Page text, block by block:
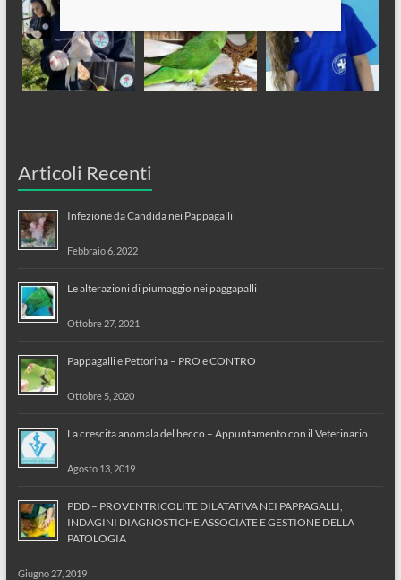
Articoli Recenti
Infezione da Candida nei Pappagalli
Febbraio 6, 2022
Le alterazioni di piumaggio nei paggapalli
Ottobre 27, 2021
Pappagalli e Pettorina – PRO e CONTRO
Ottobre 5, 2020
La crescita anomala del becco – Appuntamento con il Veterinario
Agosto 13, 2019
PDD – PROVENTRICOLITE DILATATIVA NEI PAPPAGALLI,
INDAGINI DIAGNOSTICHE ASSOCIATE E GESTIONE DELLA
PATOLOGIA
Giugno 27, 2019